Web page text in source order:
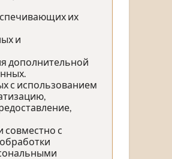
их
и
дополнительной
с использованием
совместно с